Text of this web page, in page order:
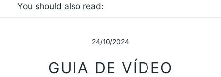
You should also read:
24/10/2024
GUIA DE VÍDEO